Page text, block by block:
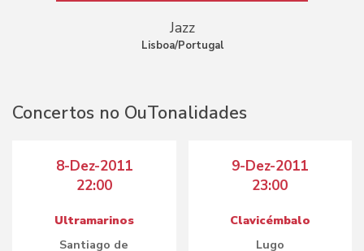
Jazz
Lisboa/Portugal
Concertos no OuTonalidades
8-Dez-2011
22:00
Ultramarinos
Santiago de
9-Dez-2011
23:00
Clavicémbalo
Lugo